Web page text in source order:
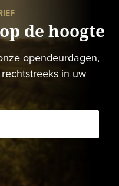
de hoogte
opendeurdagen,
in uw